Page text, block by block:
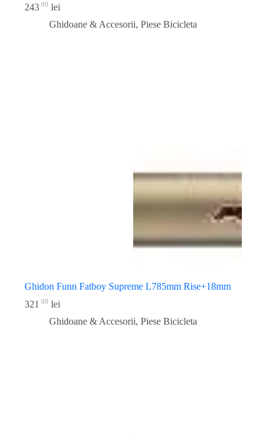
243 00 lei
Ghidoane & Accesorii, Piese Bicicleta
Ghidon Funn Fatboy Supreme L785mm Rise+18mm
321 00 lei
Ghidoane & Accesorii, Piese Bicicleta